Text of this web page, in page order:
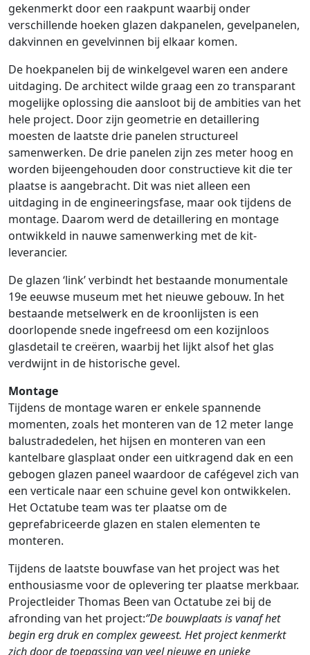
gekenmerkt door een raakpunt waarbij onder
verschillende hoeken glazen dakpanelen, gevelpanelen,
dakvinnen en gevelvinnen bij elkaar komen.
De hoekpanelen bij de winkelgevel waren een andere
uitdaging. De architect wilde graag een zo transparant
mogelijke oplossing die aansloot bij de ambities van het
hele project. Door zijn geometrie en detaillering
moesten de laatste drie panelen structureel
samenwerken. De drie panelen zijn zes meter hoog en
worden bijeengehouden door constructieve kit die ter
plaatse is aangebracht. Dit was niet alleen een
uitdaging in de engineeringsfase, maar ook tijdens de
montage. Daarom werd de detaillering en montage
ontwikkeld in nauwe samenwerking met de kit-
leverancier.
De glazen ‘link’ verbindt het bestaande monumentale
19e eeuwse museum met het nieuwe gebouw. In het
bestaande metselwerk en de kroonlijsten is een
doorlopende snede ingefreesd om een kozijnloos
glasdetail te creëren, waarbij het lijkt alsof het glas
verdwijnt in de historische gevel.
Montage
Tijdens de montage waren er enkele spannende
momenten, zoals het monteren van de 12 meter lange
balustradedelen, het hijsen en monteren van een
kantelbare glasplaat onder een uitkragend dak en een
gebogen glazen paneel waardoor de cafégevel zich van
een verticale naar een schuine gevel kon ontwikkelen.
Het Octatube team was ter plaatse om de
geprefabriceerde glazen en stalen elementen te
monteren.
Tijdens de laatste bouwfase van het project was het
enthousiasme voor de oplevering ter plaatse merkbaar.
Projectleider Thomas Been van Octatube zei bij de
afronding van het project:‘’De bouwplaats is vanaf het
begin erg druk en complex geweest. Het project kenmerkt
zich door de toepassing van veel nieuwe en unieke